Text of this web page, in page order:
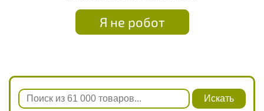
Я не робот
Искать